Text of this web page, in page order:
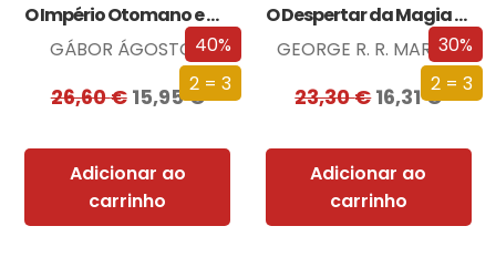
40%
2 = 3
O Império Otomano e a Conquista da…
GÁBOR ÁGOSTON
26,60€ 15,95€
Adicionar ao
carrinho
30%
2 = 3
O Despertar da Magia (Edição especial limitada)
GEORGE R. R. MARTIN
23,30€16,31€
Adicionar ao
carrinho